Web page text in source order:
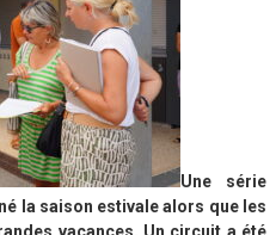
Une série
la saison estivale alors que les